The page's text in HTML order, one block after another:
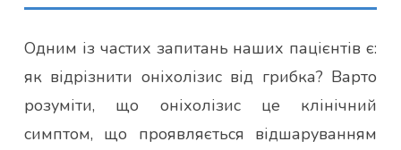
Одним із частих запитань наших пацієнтів є:
як відрізнити оніхолізис від грибка? Варто
розуміти, що оніхолізис це клінічний
симптом, що проявляється відшаруванням